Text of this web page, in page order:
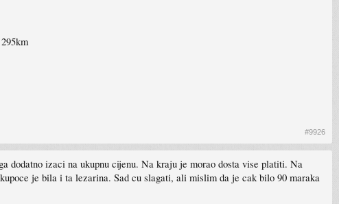
#9926
dodatno izaci na ukupnu cijenu. Na kraju je morao dosta vise platiti. Na
je bila i ta lezarina. Sad cu slagati, ali mislim da je cak bilo 90 maraka